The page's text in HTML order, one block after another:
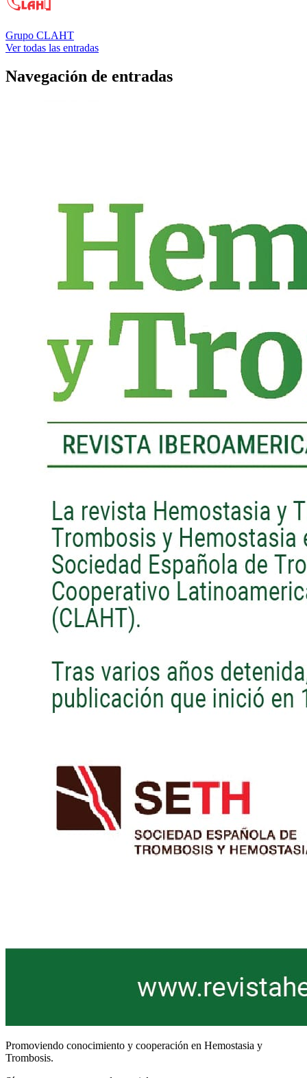
Grupo CLAHT
Ver todas las entradas
Navegación de entradas
Promoviendo conocimiento y cooperación en Hemostasia y
Trombosis.